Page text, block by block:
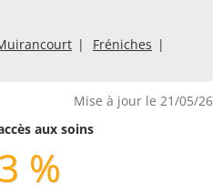
Fréniches
Mise à jour le 21/05/26
aux soins
%